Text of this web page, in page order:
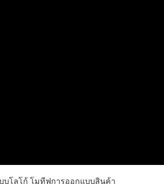
บโลโก้ โมทีฟการออกแบบสินค้า